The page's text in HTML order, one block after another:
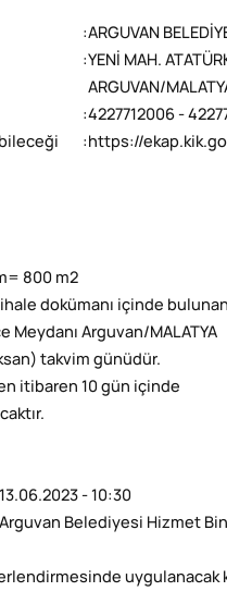
:ARGUVAN
: YENİ MAH.
ARGUVAN/
:4227712006 -
: https://
800 m2
ihale dokümanı içinde
Meydanı Arguvan/MALATYA
takvim günüdür.
itibaren 10 gün içinde
13.06.2023 - 10:30
Arguvan Belediyesi Hizmet
uygulanacak